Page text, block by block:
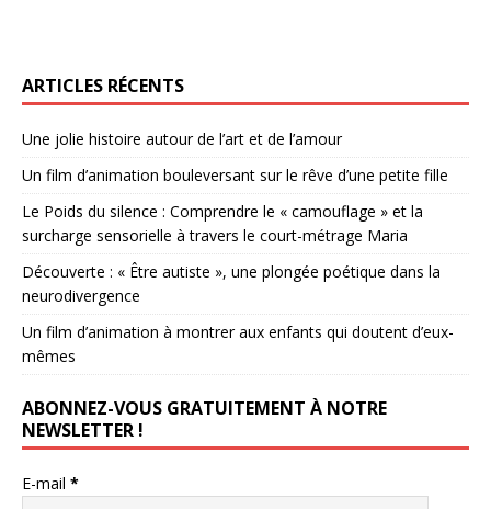
ARTICLES RÉCENTS
Une jolie histoire autour de l’art et de l’amour
Un film d’animation bouleversant sur le rêve d’une petite fille
Le Poids du silence : Comprendre le « camouflage » et la
surcharge sensorielle à travers le court-métrage Maria
Découverte : « Être autiste », une plongée poétique dans la
neurodivergence
Un film d’animation à montrer aux enfants qui doutent d’eux-
mêmes
ABONNEZ-VOUS GRATUITEMENT À NOTRE
NEWSLETTER !
E-mail *